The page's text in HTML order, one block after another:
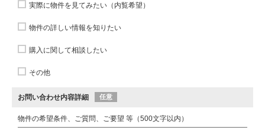
実際に物件を見てみたい（内覧希望）
物件の詳しい情報を知りたい
購入に関して相談したい
その他
お問い合わせ内容詳細 任意
物件の希望条件、ご質問、ご要望 等（500文字以内）